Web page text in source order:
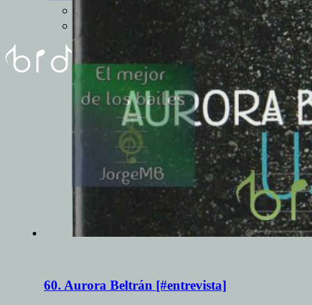
60. Aurora Beltrán [#entrevista]